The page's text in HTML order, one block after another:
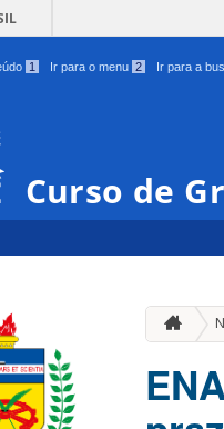
1 Ir para o menu 2 Ir para a
Curso de